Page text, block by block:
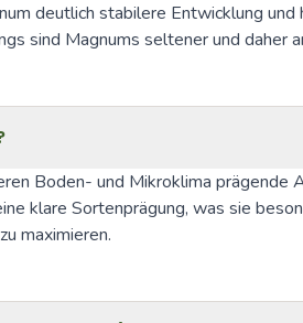
deutlich stabilere Entwicklung
sind Magnums seltener und daher
Boden- und Mikroklima
klare Sortenprägung, was sie
maximieren.